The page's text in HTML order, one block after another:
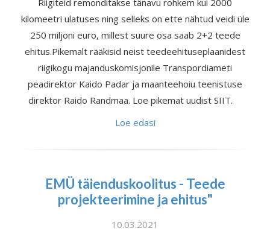
Riigiteid remonditakse tänavu rohkem kui 2000
kilomeetri ulatuses ning selleks on ette nähtud veidi üle
250 miljoni euro, millest suure osa saab 2+2 teede
ehitus.Pikemalt rääkisid neist teedeehituseplaanidest
riigikogu majanduskomisjonile Transpordiameti
peadirektor Kaido Padar ja maanteehoiu teenistuse
direktor Raido Randmaa. Loe pikemat uudist SIIT.
Loe edasi
EMÜ täienduskoolitus - Teede
projekteerimine ja ehitus"
10.03.2021